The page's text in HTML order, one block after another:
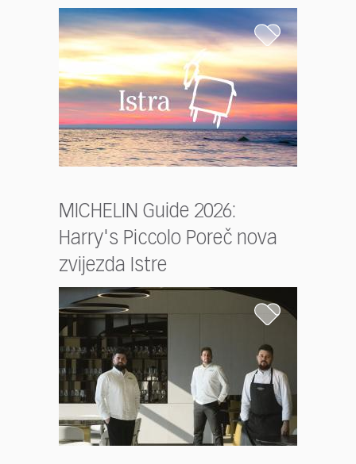
MICHELIN Guide 2026:
Harry's Piccolo Poreč nova
zvijezda Istre